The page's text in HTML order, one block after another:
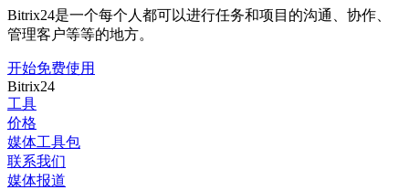
Bitrix24是一个每个人都可以进行任务和项目的沟通、协作、
管理客户等等的地方。
开始免费使用
Bitrix24
工具
价格
媒体工具包
联系我们
媒体报道